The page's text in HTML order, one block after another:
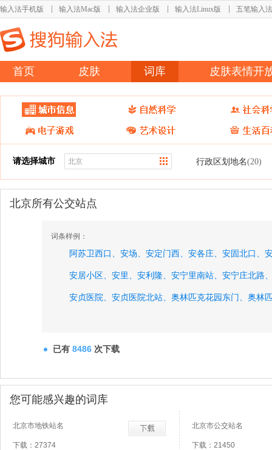
输入法手机版 输入法Mac版 输入法企业版 输入法Linux版 五笔输入法
首页 皮肤 词库 皮肤表情开
请选择城市 行政区划地名(20)
北京所有公交站点
词条样例：
阿苏卫西口、 安场、 安定门西、 安各庄、 安固北口、
安居小区、 安里、 安利隆、 安宁里南站、 安宁庄北路
安贞医院、 安贞医院北站、 奥林匹克花园东门、 奥林
已有 8486 次下载
您可能感兴趣的词库
北京市地铁站名
下载：27374
北京市公交站名
下载：21450